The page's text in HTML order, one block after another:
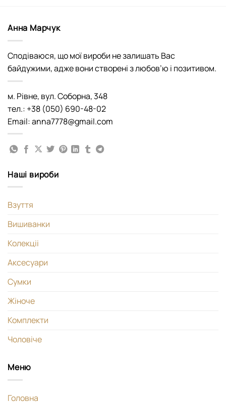
Анна Марчук
Сподіваюся, що мої вироби не залишать Вас
байдужими, адже вони створені з любов’ю і позитивом.
м. Рівне, вул. Соборна, 348
тел.: +38 (050) 690-48-02
Email: anna7778@gmail.com
Наші вироби
Взуття
Вишиванки
Колекціі
Аксесуари
Сумки
Жіноче
Комплекти
Чоловіче
Меню
Головна